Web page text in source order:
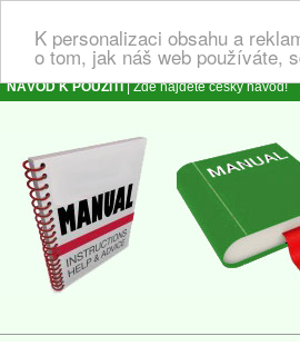
K personalizaci obsahu a
o tom, jak náš web používáte,
NÁVOD K POUŽITÍ| Zde najdete český návod!